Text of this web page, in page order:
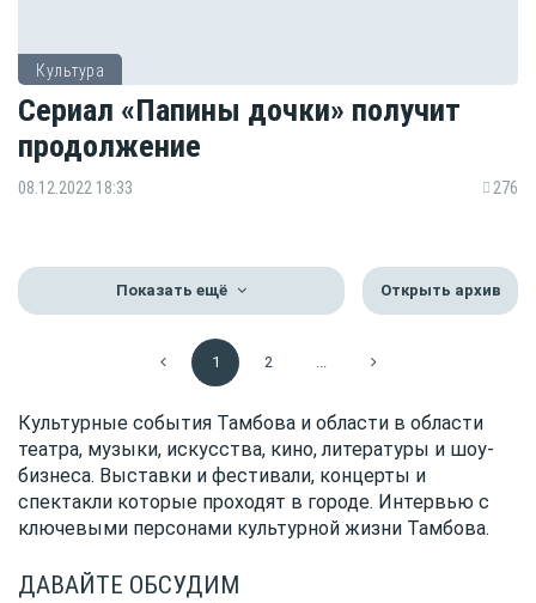
Культура
Сериал «Папины дочки» получит
продолжение
08.12.2022 18:33 276
Показать ещё Открыть архив
1 2
Культурные события Тамбова и области в области
театра, музыки, искусства, кино, литературы и шоу-
бизнеса. Выставки и фестивали, концерты и
спектакли которые проходят в городе. Интервью с
ключевыми персонами культурной жизни Тамбова.
ДАВАЙТЕ ОБСУДИМ